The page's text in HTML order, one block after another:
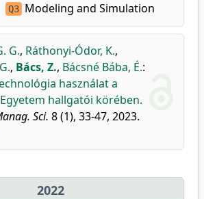
Q3 Modeling and Simulation
G., Ráthonyi-Ódor, K.,
, Bács, Z., Bácsné Bába, É.:
használat a
hallgatói körében.
Sci. 8 (1), 33-47, 2023.
2022